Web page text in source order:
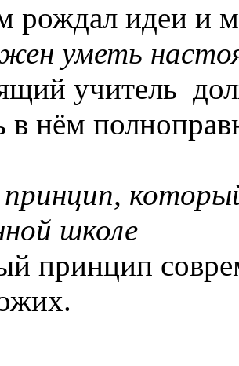
рождал идеи и
уметь
учитель
в нём
школе
принцип